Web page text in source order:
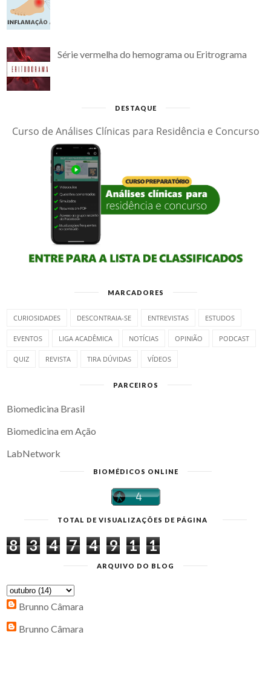
Série vermelha do hemograma ou Eritrograma
DESTAQUE
Curso de Análises Clínicas para Residência e Concurso
MARCADORES
CURIOSIDADES DESCONTRAIA-SE ENTREVISTAS ESTUDOS
EVENTOS LIGA ACADÊMICA NOTÍCIAS OPINIÃO PODCAST
QUIZ REVISTA TIRA DÚVIDAS VÍDEOS
PARCEIROS
Biomedicina Brasil
Biomedicina em Ação
LabNetwork
BIOMÉDICOS ONLINE
TOTAL DE VISUALIZAÇÕES DE PÁGINA
8 3 4 7 4 9 1 1
ARQUIVO DO BLOG
Brunno Câmara
Brunno Câmara